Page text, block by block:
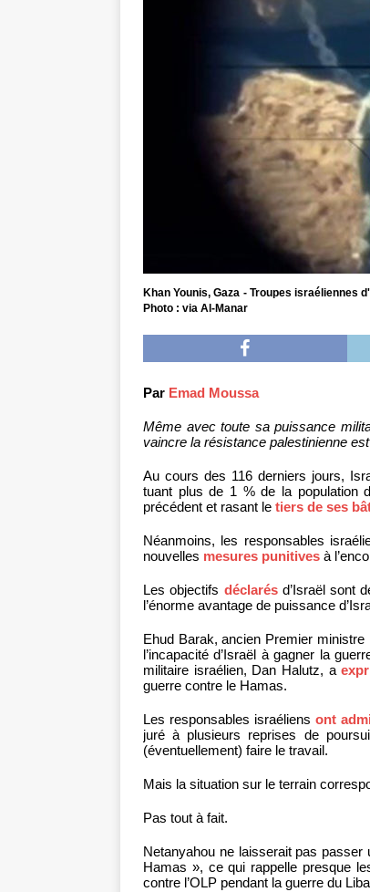
Khan Younis, Gaza - Troupes israéliennes
Photo : via Al-Manar
Par Emad Moussa
Même avec toute sa puissance
vaincre la résistance palestinienne
Au cours des 116 derniers jours,
tuant plus de 1 % de la population
précédent et rasant le tiers de ses
Néanmoins, les responsables
nouvelles mesures punitives à
Les objectifs déclarésd’Israël sont
l’énorme avantage de puissance
Ehud Barak, ancien Premier ministre
l’incapacité d’Israël à gagner la
militaire israélien, Dan Halutz, a
guerre contre le Hamas.
Les responsables israéliensont
juré à plusieurs reprises de
(éventuellement) faire le travail.
Mais la situation sur le terrain
Pas tout à fait.
Netanyahou ne laisserait pas
Hamas », ce qui rappelle presque
contre l’OLP pendant la guerre du